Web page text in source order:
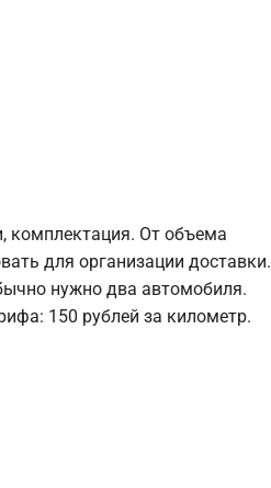
комплектация. От объема
для организации доставки.
нужно два автомобиля.
150 рублей за километр.